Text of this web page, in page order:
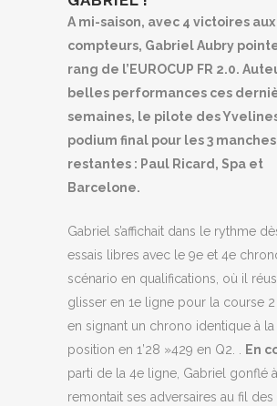
A mi-saison, avec 4 victoires aux
compteurs, Gabriel Aubry
rang de l’EUROCUP FR 2.0.
belles performances ces
semaines, le pilote des
podium final pour les 3 manches
restantes : Paul Ricard, Spa et
Barcelone.
Gabriel s’affichait dans le rythme
essais libres avec le 9e et 4e
scénario en qualifications, où il
glisser en 1e ligne pour la course 2
en signant un chrono identique à
position en 1’28 »429 en Q2. .
En
parti de la 4e ligne, Gabriel gonflé
remontait ses adversaires au fil